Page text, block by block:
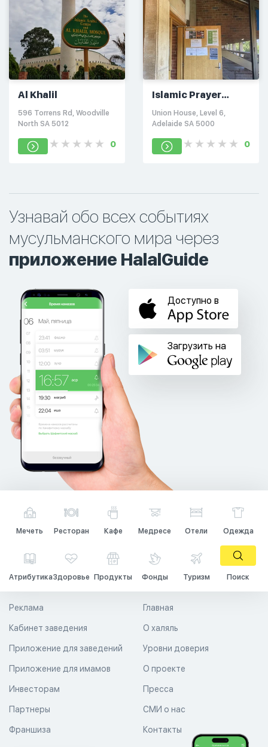
Al Khalil
596 Torrens Rd, Woodville
North SA 5012
0
Islamic Prayer
Room
Union House, Level 6,
Adelaide SA 5000
0
Узнавай обо всех событиях
мусульманского мира через
приложение HalalGuide
Доступно в
Загрузить на
Мечеть Ресторан Кафе Медресе Отели Одежда
АтрибутикаЗдоровье Продукты Фонды Туризм Поиск
Главная
О халяль
Уровни доверия
Реклама
Кабинет заведения
Приложение для заведений
Приложение для имамов О проекте
Пресса
СМИ о нас
Контакты
Инвесторам
Партнеры
Франшиза